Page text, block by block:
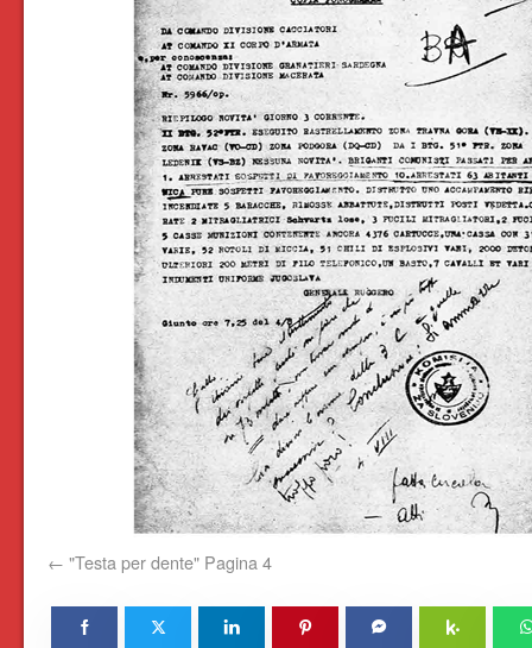
"Testa per dente" Pagina 4